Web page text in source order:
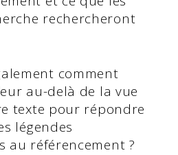
rechercheront
comment
au-delà de la vue
texte pour répondre
légendes
au référencement ?